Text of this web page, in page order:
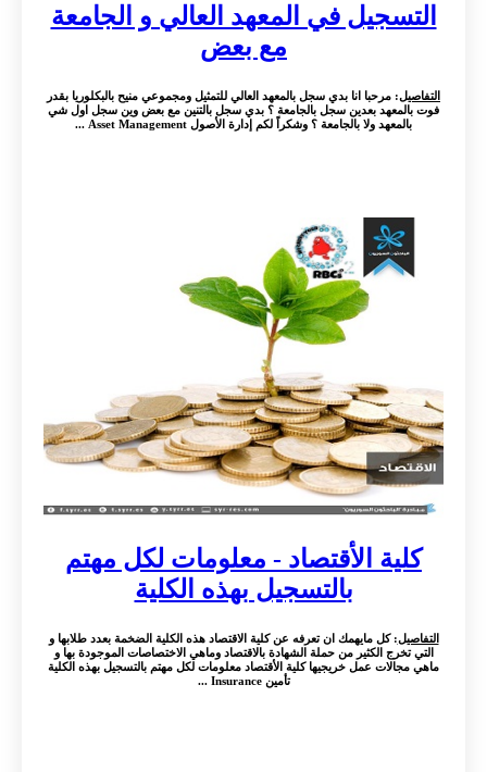
التسجيل في المعهد العالي و الجامعة
مع بعض
التفاصيل: مرحبا انا بدي سجل بالمعهد العالي للتمثيل ومجموعي منيح بالبكلوريا بقدر
فوت بالمعهد بعدين سجل بالجامعة ؟ بدي سجل بالتنين مع بعض وين سجل اول شي
بالمعهد ولا بالجامعة ؟ وشكراً لكم إدارة الأصول Asset Management ...
كلية الأقتصاد - معلومات لكل مهتم
بالتسجيل بهذه الكلية
التفاصيل: كل مايهمك ان تعرفه عن كلية الاقتصاد هذه الكلية الضخمة بعدد طلابها و
التي تخرج الكثير من حملة الشهادة بالاقتصاد وماهي الاختصاصات الموجودة بها و
ماهي مجالات عمل خريجيها كلية الأقتصاد معلومات لكل مهتم بالتسجيل بهذه الكلية
تأمين Insurance ...